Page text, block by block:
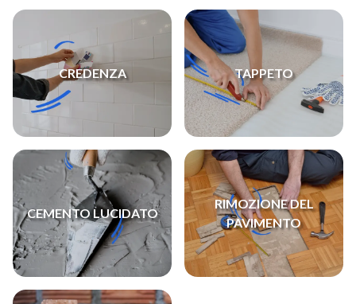
CREDENZA TAPPETO
CEMENTO LUCIDATO
RIMOZIONE DEL
PAVIMENTO